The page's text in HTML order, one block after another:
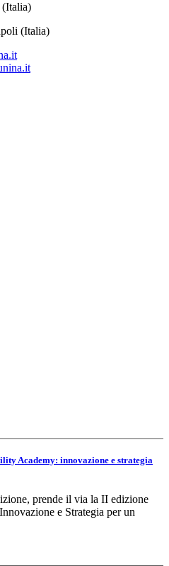
(Italia)
Academy: innovazione e strategia
prende il via la II edizione
e Strategia per un